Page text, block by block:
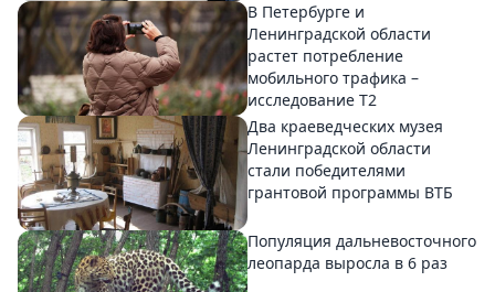
В Петербурге и
Ленинградской области
растет потребление
мобильного трафика –
исследование T2
Два краеведческих музея
Ленинградской области
стали победителями
грантовой программы ВТБ
Популяция дальневосточного
леопарда выросла в 6 раз